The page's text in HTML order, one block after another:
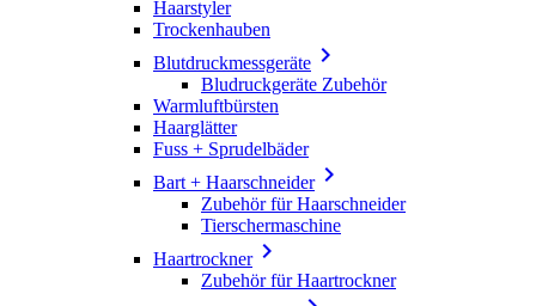
Haarstyler
Trockenhauben
Blutdruckmessgeräte 
Bludruckgeräte Zubehör
Warmluftbürsten
Haarglätter
Fuss + Sprudelbäder
Bart + Haarschneider
Zubehör für Haarschneider
Tierschermaschine
Haartrockner
Zubehör für Haartrockner